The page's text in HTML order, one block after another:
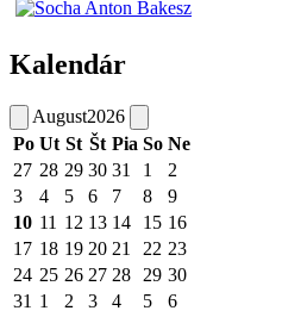
Kalendár
August2026
Po Ut St Št Pia So Ne
27 28 29 30 31 1
2
3
4 5 6 7 8
9
10 11 12 13 14 15 16
17 18 19 20 21 22 23
24 25 26 27 28 29 30
31 1 2 3 4 5 6